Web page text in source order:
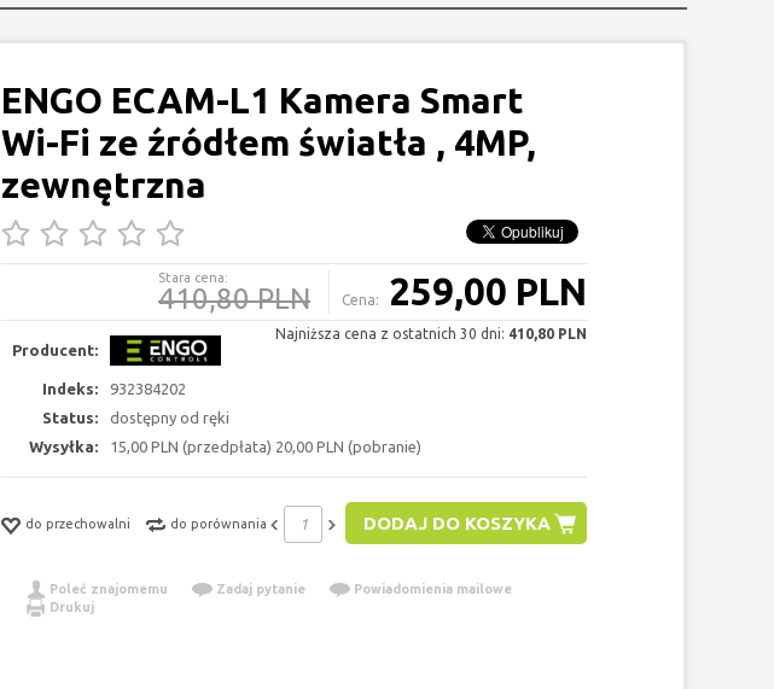
ENGO ECAM-L1 Kamera Smart
Wi-Fi ze źródłem światła , 4MP,
zewnętrzna
Cena: 259,00 PLN
Stara cena:
410,80 PLN
Najniższa cena z ostatnich 30 dni: 410,80 PLN
Producent:
Indeks:
932384202
Status:
dostępny od ręki
Wysyłka:
15,00 PLN (przedpłata) 20,00 PLN (pobranie)
do przechowalni do porównania DODAJ DO KOSZYKA
Poleć znajomemu Zadaj pytanie
Powiadomienia mailowe
Drukuj